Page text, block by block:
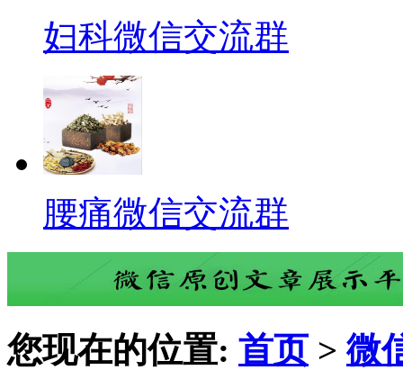
妇科微信交流群
腰痛微信交流群
您现在的位置: 首页 >微